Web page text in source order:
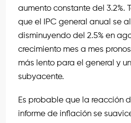
aumento constante del 3.2%.
que el IPC general anual se
disminuyendo del 2.5% en
crecimiento mes a mes
más lento para el general y
subyacente.
Es probable que la reacción
informe de inflación se